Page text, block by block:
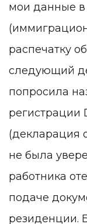
мои данные
распечатку
следующий
попросила
регистрации
(декларация
не была
работника
подаче
резиденции.